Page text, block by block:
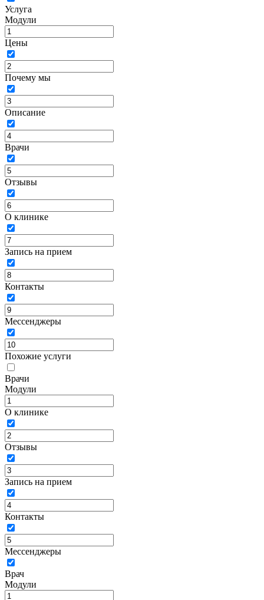
Услуга
Модули
Цены
Почему мы
Описание
Врачи
Отзывы
О клинике
Запись на прием
Контакты
Мессенджеры
Похожие услуги
Врачи
Модули
О клинике
Отзывы
Запись на прием
Контакты
Мессенджеры
Врач
Модули